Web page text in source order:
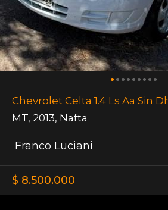
Chevrolet Celta 1.4 Ls Aa Sin
MT, 2013, Nafta
Franco Luciani
$ 8.500.000